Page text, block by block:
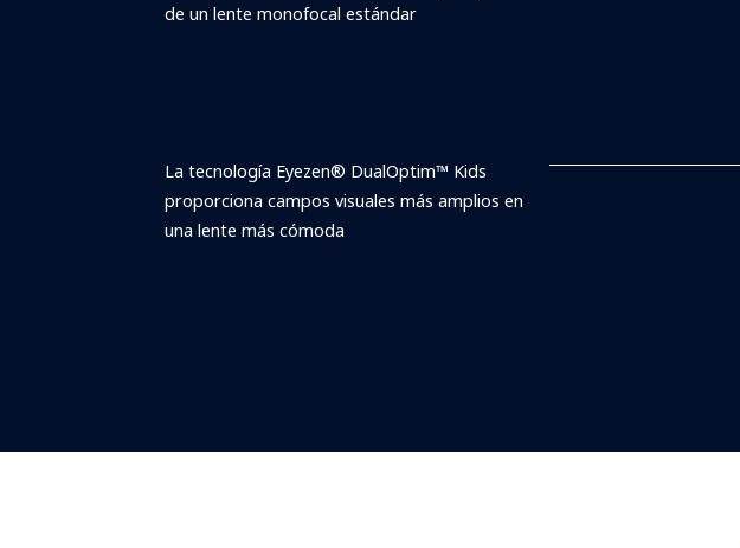
de un lente monofocal estándar
La tecnología Eyezen® DualOptim™ Kids
proporciona campos visuales más amplios en
una lente más cómoda